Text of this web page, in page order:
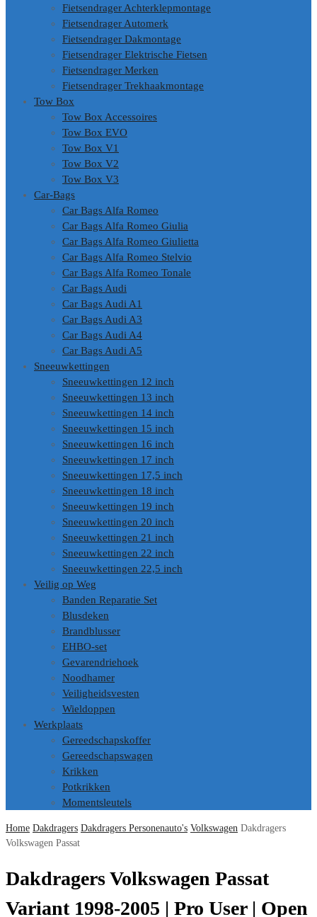
Fietsendrager Achterklepmontage
Fietsendrager Automerk
Fietsendrager Dakmontage
Fietsendrager Elektrische Fietsen
Fietsendrager Merken
Fietsendrager Trekhaakmontage
Tow Box
Tow Box Accessoires
Tow Box EVO
Tow Box V1
Tow Box V2
Tow Box V3
Car-Bags
Car Bags Alfa Romeo
Car Bags Alfa Romeo Giulia
Car Bags Alfa Romeo Giulietta
Car Bags Alfa Romeo Stelvio
Car Bags Alfa Romeo Tonale
Car Bags Audi
Car Bags Audi A1
Car Bags Audi A3
Car Bags Audi A4
Car Bags Audi A5
Sneeuwkettingen
Sneeuwkettingen 12 inch
Sneeuwkettingen 13 inch
Sneeuwkettingen 14 inch
Sneeuwkettingen 15 inch
Sneeuwkettingen 16 inch
Sneeuwkettingen 17 inch
Sneeuwkettingen 17,5 inch
Sneeuwkettingen 18 inch
Sneeuwkettingen 19 inch
Sneeuwkettingen 20 inch
Sneeuwkettingen 21 inch
Sneeuwkettingen 22 inch
Sneeuwkettingen 22,5 inch
Veilig op Weg
Banden Reparatie Set
Blusdeken
Brandblusser
EHBO-set
Gevarendriehoek
Noodhamer
Veiligheidsvesten
Wieldoppen
Werkplaats
Gereedschapskoffer
Gereedschapswagen
Krikken
Potkrikken
Momentsleutels
Home Dakdragers Dakdragers Personenauto's Volkswagen Dakdragers
Volkswagen Passat
Dakdragers Volkswagen Passat
Variant 1998-2005 | Pro User | Open